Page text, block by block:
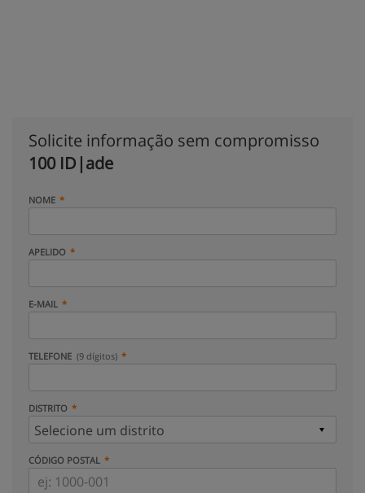
Solicite informação sem compromisso
100 ID|ade
NOME
APELIDO
E-MAIL
TELEFONE (9 dígitos)
DISTRITO
CÓDIGO POSTAL